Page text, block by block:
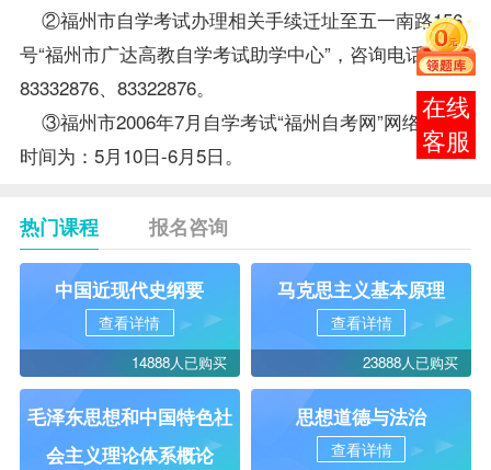
②福州市自学考试办理相关手续迁址至五一南路156
号“福州市广达高教自学考试助学中心”，咨询电话：
83332876、83322876。
③福州市2006年7月自学考试“福州自考网”网络 报考
时间为：5月10日-6月5日。
热门课程 报名咨询
中国近现代史纲要
查看详情
14888人已购买
马克思主义基本原理
查看详情
23888人已购买
毛泽东思想和中国特色社
会主义理论体系概论
思想道德与法治
查看详情
在线
客服